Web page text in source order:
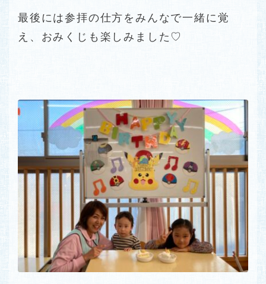
最後には参拝の仕方をみんなで一緒に覚
え、おみくじも楽しみました♡